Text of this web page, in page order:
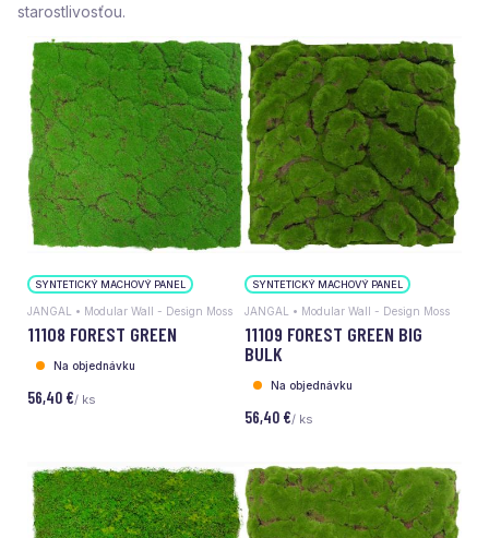
starostlivosťou.
SYNTETICKÝ MACHOVÝ PANEL
JANGAL • Modular Wall - Design Moss
11108 FOREST GREEN
Na objednávku
56,40 €/ ks
SYNTETICKÝ MACHOVÝ PANEL
JANGAL • Modular Wall - Design Moss
11109 FOREST GREEN BIG
BULK
Na objednávku
56,40 €/ ks